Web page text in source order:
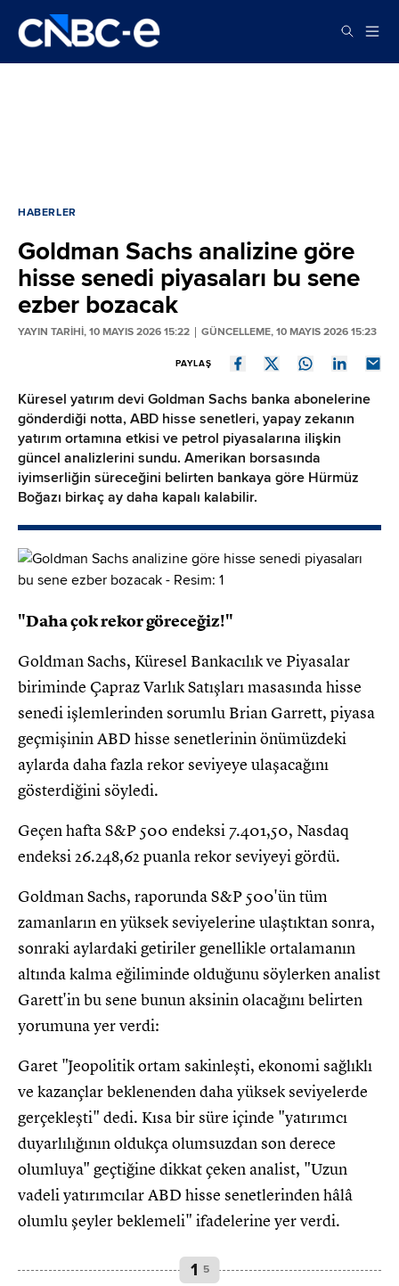
HABERLER
Goldman Sachs analizine göre
hisse senedi piyasaları bu sene
ezber bozacak
YAYIN TARİHİ, 10 MAYIS 2026 15:22 GÜNCELLEME, 10 MAYIS 2026 15:23
PAYLAŞ
Küresel yatırım devi Goldman Sachs banka abonelerine
gönderdiği notta, ABD hisse senetleri, yapay zekanın
yatırım ortamına etkisi ve petrol piyasalarına ilişkin
güncel analizlerini sundu. Amerikan borsasında
iyimserliğin süreceğini belirten bankaya göre Hürmüz
Boğazı birkaç ay daha kapalı kalabilir.
"Daha çok rekor göreceğiz!"
Goldman Sachs, Küresel Bankacılık ve Piyasalar
biriminde Çapraz Varlık Satışları masasında hisse
senedi işlemlerinden sorumlu Brian Garrett, piyasa
geçmişinin ABD hisse senetlerinin önümüzdeki
aylarda daha fazla rekor seviyeye ulaşacağını
gösterdiğini söyledi.
Geçen hafta S&P 500 endeksi 7.401,50, Nasdaq
endeksi 26.248,62 puanla rekor seviyeyi gördü.
Goldman Sachs, raporunda S&P 500'ün tüm
zamanların en yüksek seviyelerine ulaştıktan sonra,
sonraki aylardaki getiriler genellikle ortalamanın
altında kalma eğiliminde olduğunu söylerken analist
Garett'in bu sene bunun aksinin olacağını belirten
yorumuna yer verdi:
Garet "Jeopolitik ortam sakinleşti, ekonomi sağlıklı
ve kazançlar beklenenden daha yüksek seviyelerde
gerçekleşti" dedi. Kısa bir süre içinde "yatırımcı
duyarlılığının oldukça olumsuzdan son derece
olumluya" geçtiğine dikkat çeken analist, "Uzun
vadeli yatırımcılar ABD hisse senetlerinden hâlâ
olumlu şeyler beklemeli" ifadelerine yer verdi.
1 5